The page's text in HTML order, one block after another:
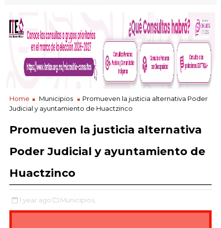
Home Municipios
Promueven la justicia alternativa Poder
Judicial y ayuntamiento de Huactzinco
Promueven la justicia alternativa
Poder Judicial y ayuntamiento de
Huactzinco
1 year ago Municipios,